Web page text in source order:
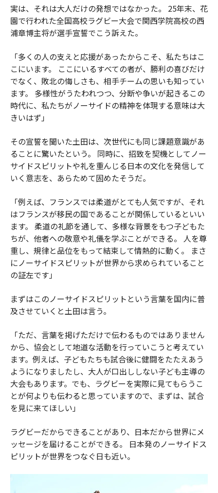
実は、それは大人だけの発想ではなかった。 25年末、花
園で行われた全国高校ラグビー大会で関西学院高校の西
浦章博主将が選手宣誓でこう訴えた。
「多くの人の支えと応援があったからこそ、私たちはこ
こにいます。 ここにいるすべての者が、勝利の喜びだけ
でなく、敗北の悔しさも、相手チームの思いも知ってい
ます。 多様性がうたわれつつ、分断や争いが起きるこの
時代に、私たちがノーサイドの精神を体現する意味は大
きいはず」
その宣誓を聞いた土田は、次世代にも同じ課題意識があ
ることに驚いたという。 同時に、招致を契機としてノー
サイドスピリットや礼を重んじる日本の文化を発信して
いく意志を、あらためて固めたそうだ。
「例えば、フランスでは柔道がとても人気ですが、それ
はフランスが移民の国であることが関係しているといい
ます。 柔道の礼節を通して、多様な背景をもつ子どもた
ちが、他者への敬意や礼儀を学ぶことができる。 人を尊
重し、規律と品位をもって結束して情熱的に動く。 まさ
にノーサイドスピリットが世界から求められていること
の証左です」
まずはこのノーサイドスピリットという言葉を国内に普
及させていくと土田は言う。
「ただ、言葉を掲げただけで伝わるものではありません
から、協会として地道な活動を行っていこうと考えてい
ます。例えば、子どもたちも試合後に健闘をたたえあう
ようになりましたし、大人が口出ししない子ども主導の
大会もあります。でも、ラグビーを実際に見てもらうこ
とが何よりも伝わると思っていますので、まずは、試合
を見に来てほしい」
ラグビーだからできることがあり、日本だから世界にメ
ッセージを届けることができる。 日本発のノーサイドス
ピリットが世界をつなぐ日も近い。